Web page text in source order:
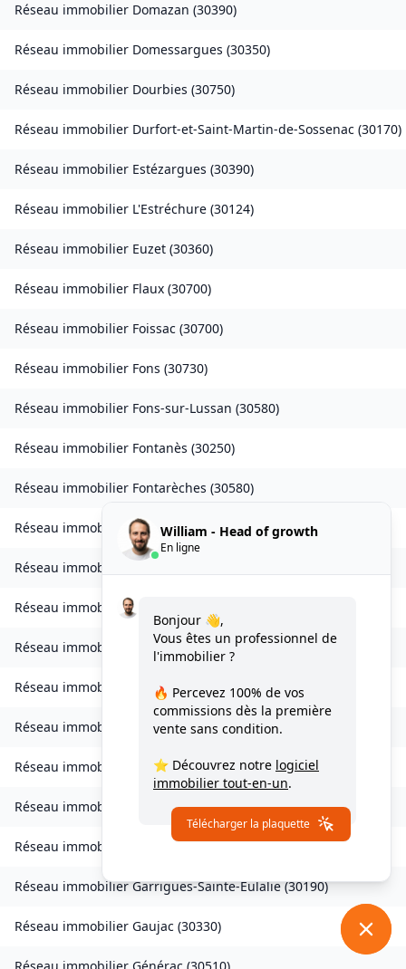
Réseau immobilier Domazan (30390)
Réseau immobilier Domessargues (30350)
Réseau immobilier Dourbies (30750)
Réseau immobilier Durfort-et-Saint-Martin-de-Sossenac (30170)
Réseau immobilier Estézargues (30390)
Réseau immobilier L'Estréchure (30124)
Réseau immobilier Euzet (30360)
Réseau immobilier Flaux (30700)
Réseau immobilier Foissac (30700)
Réseau immobilier Fons (30730)
Réseau immobilier Fons-sur-Lussan (30580)
Réseau immobilier Fontanès (30250)
Réseau immobilier Fontarèches (30580)
Réseau immobilierFournès(30210)
Réseau immobilier
Réseau immobilierFressac
Réseau immobilier Gagnières(30160)
Réseau immobilier Gailhan(30260)
Réseau immobilier Gajan(30730)
Réseau immobilier Gallargues-le-Montueux(30660
Réseau immobilier Le Garn(30760)
Réseau immobilier Garons(30128)
Réseau immobilierGarrigues-Sainte-Eulalie(30190)
Réseau immobilier Gaujac (30330)
William - Head of growth
En ligne
Bonjour 👋,
Vous êtes un professionnel de
l'immobilier ?
🔥 Percevez 100% de vos
commissions dès la première
vente sans condition.
⭐ Découvrez notre logiciel
immobilier tout-en-un.
Télécharger la plaquette